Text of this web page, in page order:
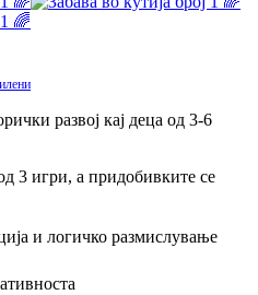
развој кај деца од 3-6
3 игри, а придобивките се
и логичко размислување